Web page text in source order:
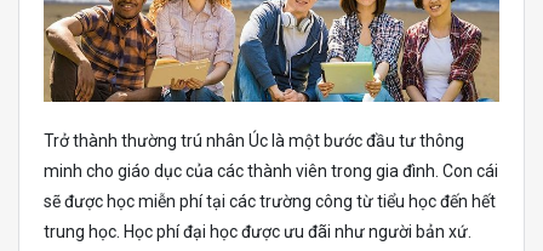
Trở thành thường trú nhân Úc là một bước đầu tư thông
minh cho giáo dục của các thành viên trong gia đình. Con cái
sẽ được học miễn phí tại các trường công từ tiểu học đến hết
trung học. Học phí đại học được ưu đãi như người bản xứ.